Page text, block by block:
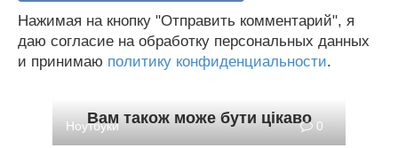
Нажимая на кнопку "Отправить комментарий", я
даю согласие на обработку персональных данных
и принимаю политику конфиденциальности.
Вам також може бути цікаво
Ноутбуки 0